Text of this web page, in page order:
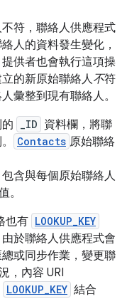
符，聯絡人供應程式
人的資料發生變化，
供者也會執行這項操
的新原始聯絡人不符
彙整到現有聯絡人。
_ID 資料欄，將聯
Contacts 原始聯絡
包含與每個原始聯絡人
。
也有 LOOKUP_KEY
於聯絡人供應程式會
或同步作業，變更聯
，內容 URI
LOOKUP_KEY 結合